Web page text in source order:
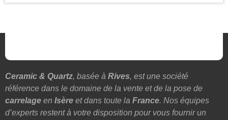
Ceramic & Quartz, basée à Rives, est une société
référence dans le domaine de la vente et de la pose de
carrelage en Isère et dans toute la France. Nos équipes
d’experts restent à votre disposition pour vous fournir un